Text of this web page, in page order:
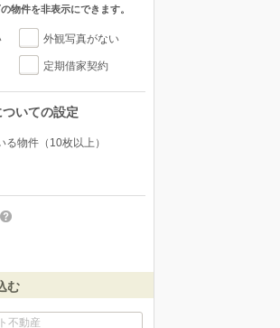
物件を非表示にできます。
外観写真がない
定期借家契約
いての設定
る物件（10枚以上）
む